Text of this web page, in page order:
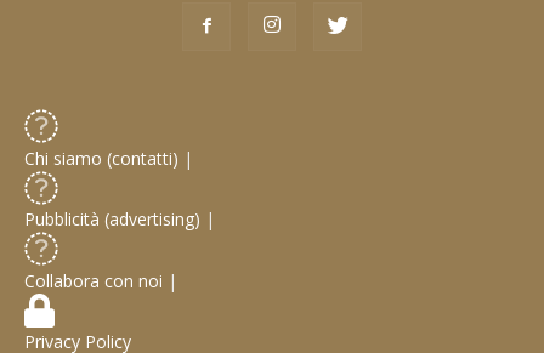
Chi siamo (contatti) |
Pubblicità (advertising) |
Collabora con noi |
Privacy Policy